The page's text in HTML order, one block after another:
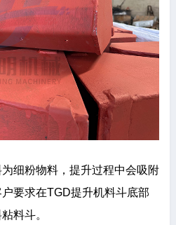
细粉物料，提升过程中会吸附
要求在TGD提升机料斗底部
料斗。